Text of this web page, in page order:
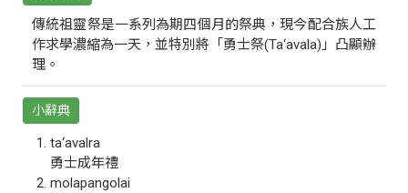
傳統祖靈祭是一系列為期四個月的祭典，現今配合族人工
作求學濃縮為一天，並特別將「勇士祭(Ta‘avala)」凸顯辦
理。
小辭典
ta‘avalra
勇士成年禮
molapangolai